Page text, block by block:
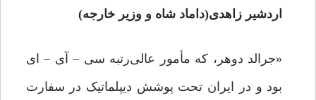
اردشیر زاهدی(داماد شاه و وزیر خارجه)
«جرالد دوهر، که مأمور عالی‌رتبه سی – آی – ای
بود و در ایران تحت پوشش دیپلماتیک در سفارت